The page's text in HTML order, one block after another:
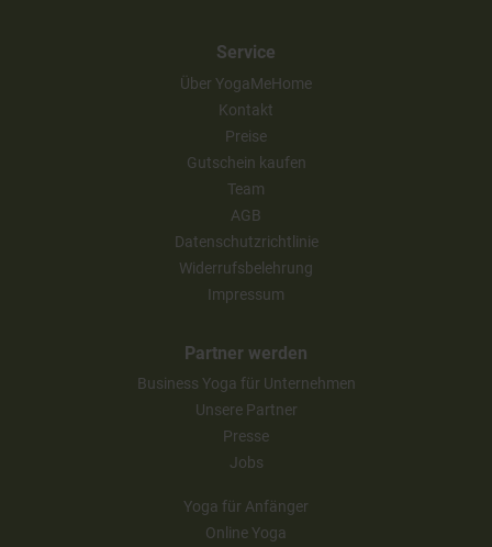
Service
Über YogaMeHome
Kontakt
Preise
Gutschein kaufen
Team
AGB
Datenschutzrichtlinie
Widerrufsbelehrung
Impressum
Partner werden
Business Yoga für Unternehmen
Unsere Partner
Presse
Jobs
Yoga für Anfänger
Online Yoga